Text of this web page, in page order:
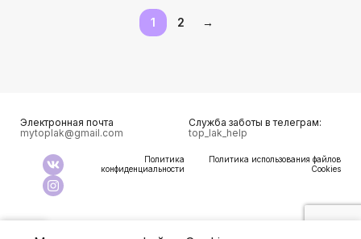
1 2 →
Электронная почта
mytoplak@gmail.com
Служба заботы в телеграм:
top_lak_help
Политика
конфиденциальности
Политика использования файлов
Cookies